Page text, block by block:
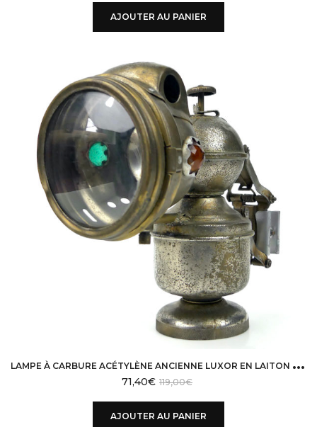
AJOUTER AU PANIER
L
AMPE À CARBURE ACÉTYLÈNE ANCIENNE LUXOR EN LAITON NICKELÉ POUR BICYCLETTE
119,00€
71,40€
AJOUTER AU PANIER